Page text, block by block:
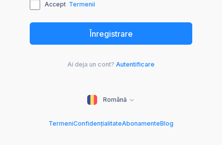
Accept Termenii
Ai deja un cont? Autentificare
Română
TermeniConfidențialitateAbonamenteBlog